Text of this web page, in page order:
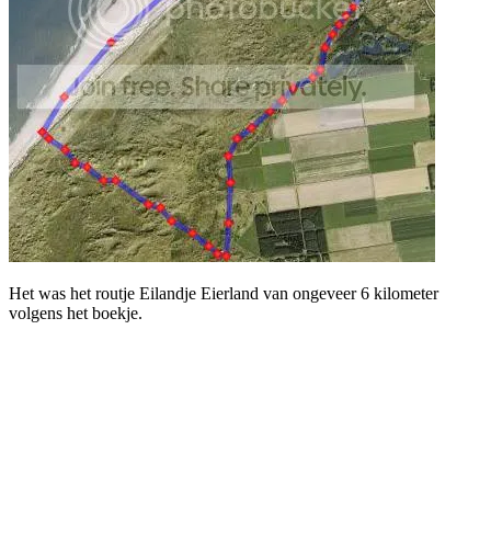
Het was het routje Eilandje Eierland van ongeveer 6 kilometer
volgens het boekje.